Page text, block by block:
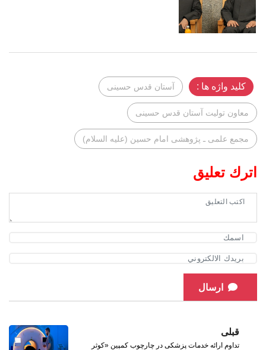
کلید واژه ها : آستان قدس حسینی
معاون تولیت آستان قدس حسینی
مجمع علمی ـ پژوهشی امام حسین (علیه ‌السلام)
اترك تعليق
ارسال
قبلی
تداوم ارائه خدمات پزشکی در چارچوب کمپین «کوثر